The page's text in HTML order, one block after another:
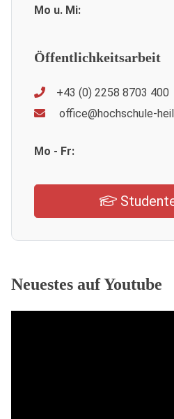
Mo u. Mi:
Öffentlichkeitsarbeit
+43 (0) 2258 8703 400
office@hochschule-
Mo - Fr:
Neuestes auf Youtube